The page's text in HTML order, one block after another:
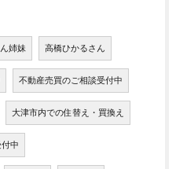
姉妹 高橋ひかるさん
不動産売買のご相談受付中
大津市内での住替え・買換え
中